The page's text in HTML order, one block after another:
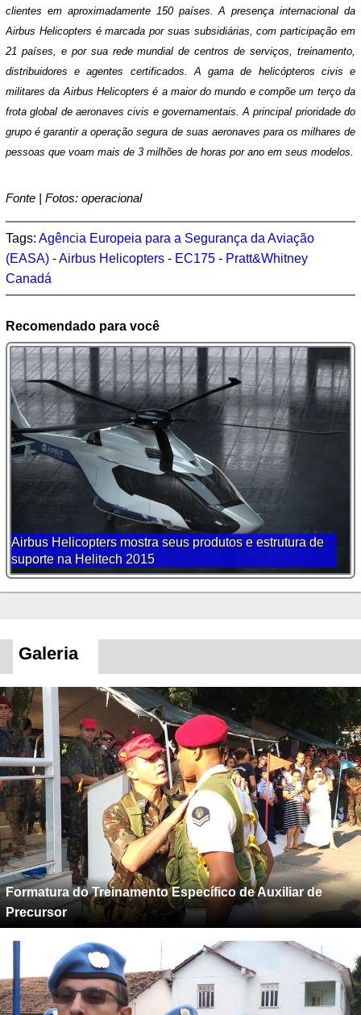
clientes em aproximadamente 150 países. A presença internacional da
Airbus Helicopters é marcada por suas subsidiárias, com participação em
21 países, e por sua rede mundial de centros de serviços, treinamento,
distribuidores e agentes certificados. A gama de helicópteros civis e
militares da Airbus Helicopters é a maior do mundo e compõe um terço da
frota global de aeronaves civis e governamentais. A principal prioridade do
grupo é garantir a operação segura de suas aeronaves para os milhares de
pessoas que voam mais de 3 milhões de horas por ano em seus modelos.
Fonte | Fotos: operacional
Tags: Agência Europeia para a Segurança da Aviação
(EASA) -Airbus Helicopters - EC175 - Pratt&Whitney
Canadá
Recomendado para você
Airbus Helicopters mostra seus produtos e estrutura de
suporte na Helitech 2015
Galeria
Formatura do Treinamento Específico de Auxiliar de
Precursor